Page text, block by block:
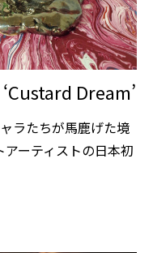
Dream’
ラたちが馬鹿げた境
ーティストの日本初